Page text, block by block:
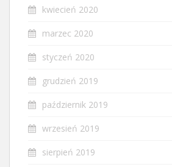
kwiecień 2020
marzec 2020
styczeń 2020
grudzień 2019
październik 2019
wrzesień 2019
sierpień 2019